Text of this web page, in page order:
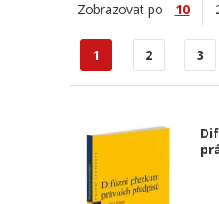
Zobrazovat po 10
1 2 3